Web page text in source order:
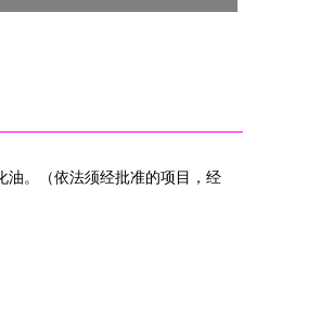
油。（依法须经批准的项目，经